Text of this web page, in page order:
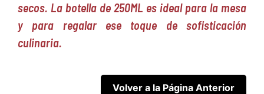
secos. La botella de 250ML es ideal para la mesa
y para regalar ese toque de sofisticación
culinaria.